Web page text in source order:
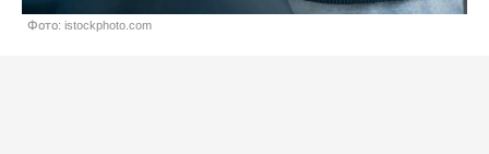
Фото: istockphoto.com